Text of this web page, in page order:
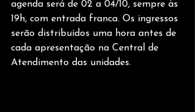
agenda será de 02 a 04/10, sempre às
19h, com entrada franca. Os ingressos
serão distribuídos uma hora antes de
cada apresentação na Central de
Atendimento das unidades.